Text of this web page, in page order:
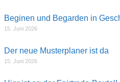
Beginen und Begarden in
15. Juni 2026
Der neue Musterplaner ist da
15. Juni 2026